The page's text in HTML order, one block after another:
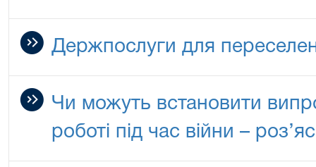
Держпослуги для
Чи можуть встановити
роботі під час війни –